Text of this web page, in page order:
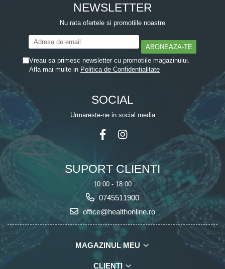
NEWSLETTER
Nu rata ofertele si promotiile noastre
Vreau sa primesc newsletter cu promotiile magazinului.
Afla mai multe in Politica de Confidentialitate
SOCIAL
Urmareste-ne in social media
SUPORT CLIENTI
10:00 - 18:00
0745511900
office@healthonline.ro
MAGAZINUL MEU
CLIENTI